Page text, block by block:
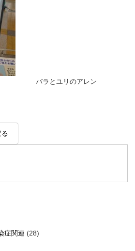
バラとユリのアレン
症関連 (28)